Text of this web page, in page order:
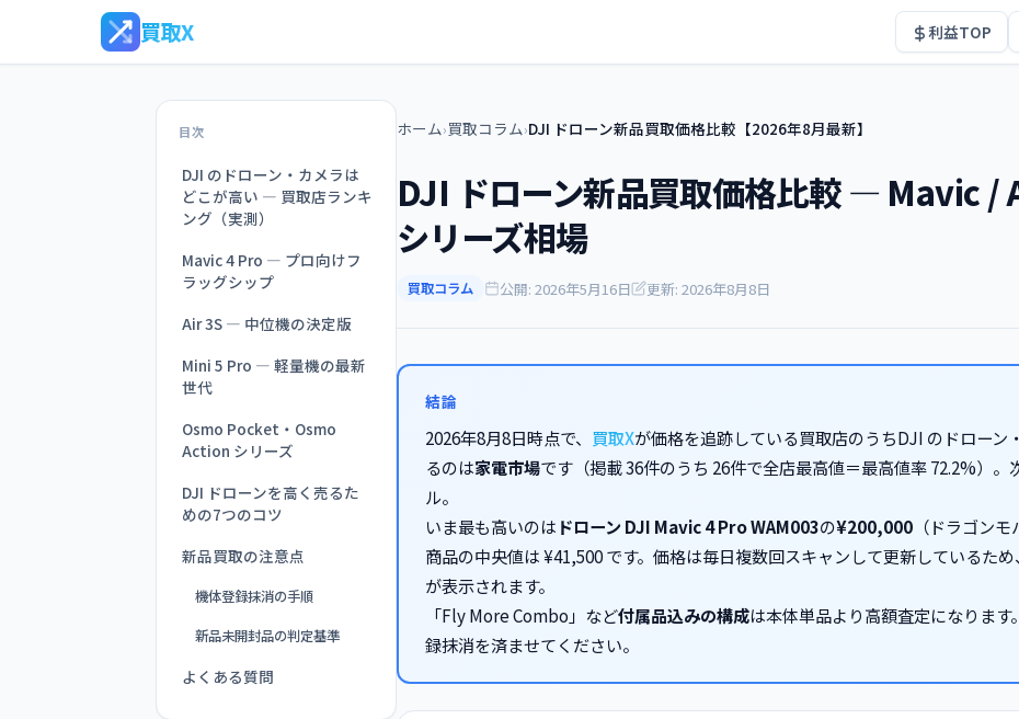
買取X 利益TOP
目次
DJI のドローン・カメラは
どこが高い — 買取店ランキ
ング（実測）
Mavic 4 Pro — プロ向けフ
ラッグシップ
Air 3S — 中位機の決定版
Mini 5 Pro — 軽量機の最新
世代
Osmo Pocket・Osmo
Action シリーズ
DJI ドローンを高く売るた
めの7つのコツ
新品買取の注意点
機体登録抹消の手順
新品未開封品の判定基準
よくある質問
ホーム›買取コラム›DJI ドローン新品買取価格比較【2026年8月最新】
DJI ドローン新品買取価格比較 — Mavic
シリーズ相場
買取コラム 公開: 2026年5月16日 更新: 2026年8月8日
結論
2026年8月8日時点で、 買取Xが価格を追跡している買取店のうちDJI のドローン
るのは家電市場です（掲載 36件のうち 26件で全店最高値＝最高値率 72.2%）
ル。
いま最も高いのは ドローン DJI Mavic 4 Pro WAM003の¥200,000 （ドラゴン
商品の中央値は ¥41,500 です。価格は毎日複数回スキャンして更新しているた
が表示されます。
「Fly More Combo」など付属品込みの構成は本体単品より高額査定になりま
録抹消を済ませてください。